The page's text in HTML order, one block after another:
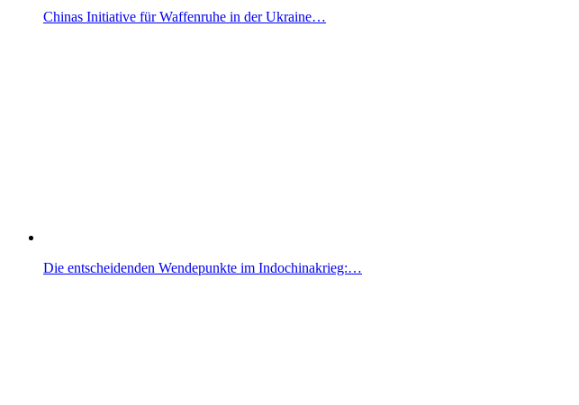
Chinas Initiative für Waffenruhe in der Ukraine…
Die entscheidenden Wendepunkte im Indochinakrieg:…